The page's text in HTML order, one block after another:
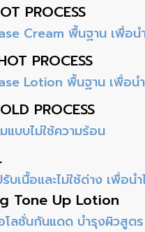
PROCESS
Cream พื้นฐาน เพื่อ
PROCESS
Lotion พื้นฐาน เพื่อน
PROCESS
แบบไม่ใช้ความร้อน
บเนื้อและไม่ใช้ด่าง เพื่อน
Tone Up Lotion
โลชั่นกันแดด บำรุงผิวสู